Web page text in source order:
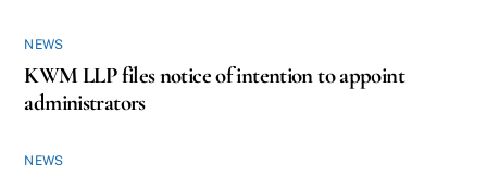
NEWS
KWM LLP files notice of intention to appoint
administrators
NEWS